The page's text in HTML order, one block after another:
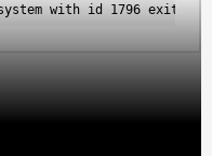
subsystem with id 1796